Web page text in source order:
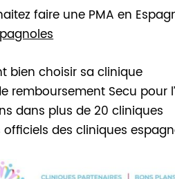
faire une PMA en
bien choisir sa clinique
remboursement Secu pour
dans plus de 20 cliniques
des cliniques